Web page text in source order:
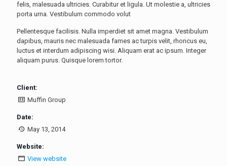
felis, malesuada ultricies. Curabitur et ligula. Ut molestie a, ultricies
porta urna. Vestibulum commodo volut
Pellentesque facilisis. Nulla imperdiet sit amet magna. Vestibulum
dapibus, mauris nec malesuada fames ac turpis velit, rhoncus eu,
luctus et interdum adipiscing wisi. Aliquam erat ac ipsum. Integer
aliquam purus. Quisque lorem tortor.
Client:
Muffin Group
Date:
May 13, 2014
Website:
View website